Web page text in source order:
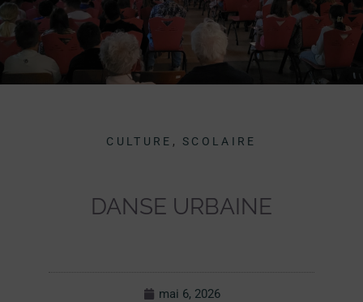
CULTURE ,SCOLAIRE
DANSE URBAINE
mai 6, 2026